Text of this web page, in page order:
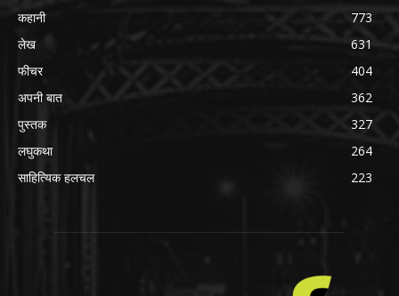
कहानी
773
लेख
631
फीचर
404
अपनी बात
362
पुस्तक
327
लघुकथा
264
साहित्यिक हलचल
223